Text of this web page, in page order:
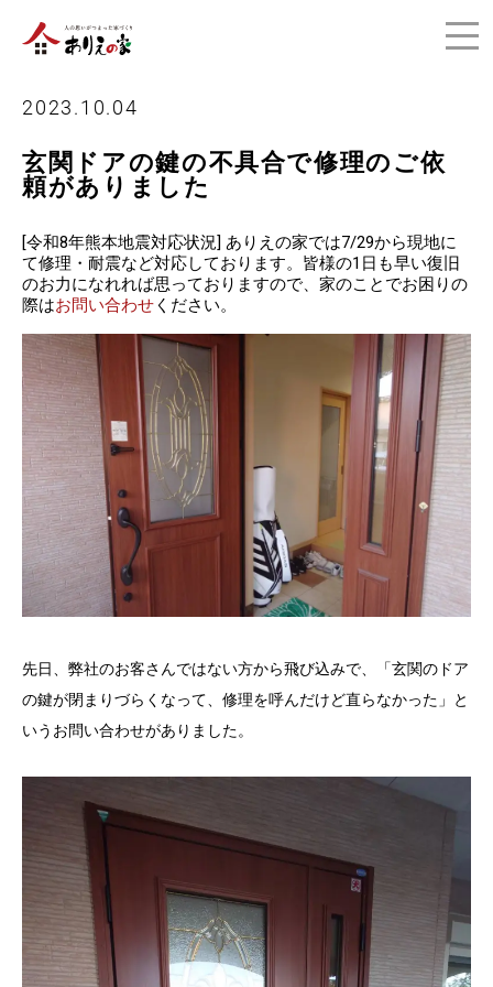
2023.10.04
玄関ドアの鍵の不具合で修理のご依
頼がありました
[令和8年熊本地震対応状況] ありえの家では7/29から現地に
て修理・耐震など対応しております。皆様の1日も早い復旧
のお力になれれば思っておりますので、家のことでお困りの
際はお問い合わせ ください。
先日、弊社のお客さんではない方から飛び込みで、「玄関のドア
の鍵が閉まりづらくなって、修理を呼んだけど直らなかった」と
いうお問い合わせがありました。